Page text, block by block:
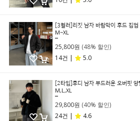
[3컬러]리짓 남자 바람막이 후드 집업
M~XL
25,800원 (48% 할인)
14건 |
5.0
[2타입]후디 남자 부드러운 오버핏
M,L,XL
29,800원 (40% 할인)
24건 |
4.6